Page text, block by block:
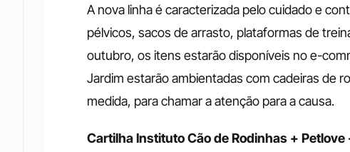
A nova linha é caracterizada pelo cuidado e
pélvicos, sacos de arrasto, plataformas de
outubro, os itens estarão disponíveis no e-
Jardim estarão ambientadas com cadeiras de
medida, para chamar a atenção para a causa.
Cartilha Instituto Cão de Rodinhas + Petlove